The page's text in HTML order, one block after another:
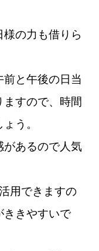
の力も借りら
と午後の日当
すので、時間
う。
あるので人気
用できますの
ききやすいで